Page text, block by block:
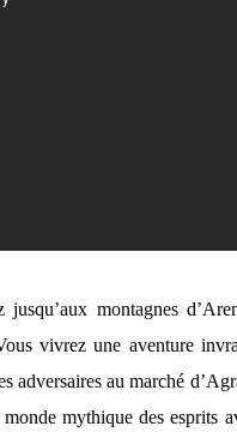
jusqu’aux montagnes
vivrez une aventure
adversaires au marché
mythique des esprits